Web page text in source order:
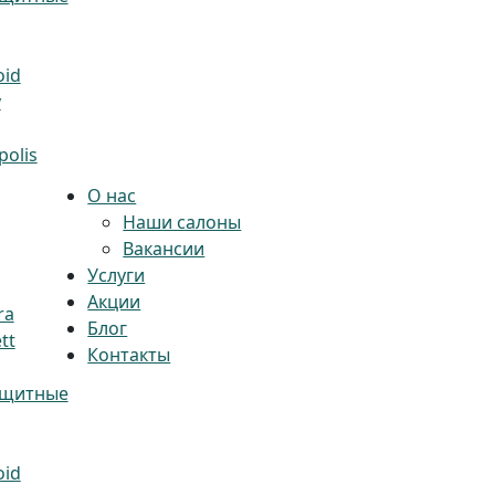
О нас
Наши салоны
Вакансии
Услуги
Акции
Блог
Контакты